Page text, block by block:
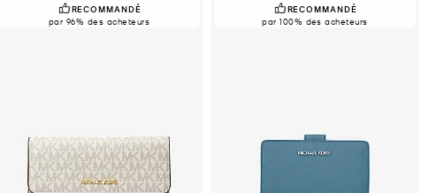
RECOMMANDÉ
par 96% des acheteurs
RECOMMANDÉ
par 100% des acheteurs